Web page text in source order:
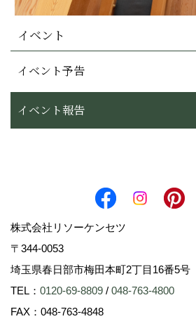
イベント
イベント予告
イベント報告
株式会社リソーケンセツ
〒344-0053
埼玉県春日部市梅田本町2丁目16番5号
TEL： 0120-69-8809 / 048-763-4800
FAX：048-763-4848